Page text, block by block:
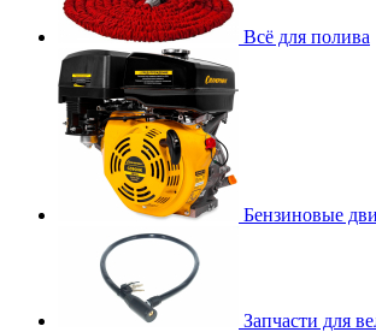
Всё для полива
Бензиновые
Запчасти для